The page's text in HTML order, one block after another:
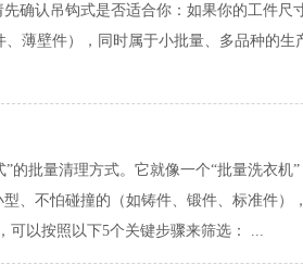
确认吊钩式是否适合你：如果你的工件尺
薄壁件），同时属于小批量、多品种的生
的批量清理方式。它就像一个“批量洗衣机
、不怕碰撞的（如铸件、锻件、标准件）
以按照以下5个关键步骤来筛选： ...